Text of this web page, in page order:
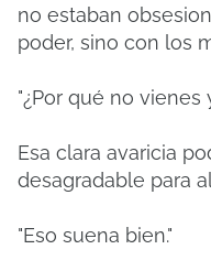
no estaban
poder, sino con los
"¿Por qué no
Esa clara avaricia
desagradable para
"Eso suena bien."